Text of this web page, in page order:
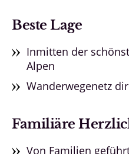
Beste Lage
Inmitten der
Alpen
Wanderwegenetz
Familiäre
Von Familien